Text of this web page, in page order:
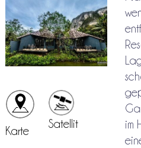
Karte
Satellit
im